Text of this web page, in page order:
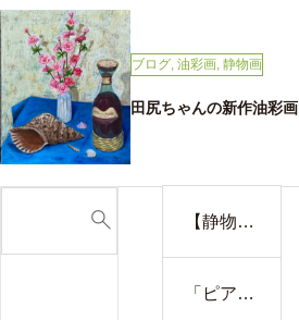
ブログ 油彩画 静物画
田尻ちゃんの新作油彩画
【静物と
彩画 ―
「ピアノ